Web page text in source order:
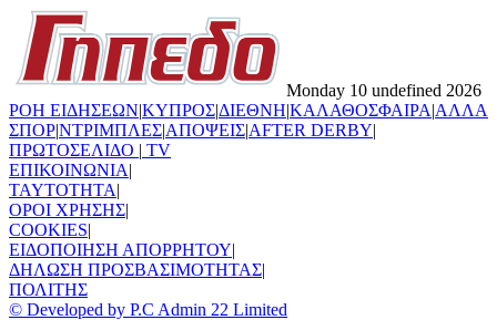
Monday 10 undefined 2026
ΡΟΗ ΕΙΔΗΣΕΩΝ|ΚΥΠΡΟΣ|ΔΙΕΘΝΗ|ΚΑΛΑΘΟΣΦΑΙΡΑ|ΑΛΛΑ
ΣΠΟΡ|ΝΤΡΙΜΠΛΕΣ|ΑΠΟΨΕΙΣ|AFTER DERBY|
ΠΡΩΤΟΣΕΛΙΔΟ | TV
ΕΠΙΚΟΙΝΩΝΙΑ|
TAYTOTHTA|
ΟΡΟΙ ΧΡΗΣΗΣ|
COOKIES|
ΕΙΔΟΠΟΙΗΣΗ ΑΠΟΡΡΗΤΟΥ|
ΔΗΛΩΣΗ ΠΡΟΣΒΑΣΙΜΟΤΗΤΑΣ|
ΠΟΛΙΤΗΣ
© Developed by P.C Admin 22 Limited